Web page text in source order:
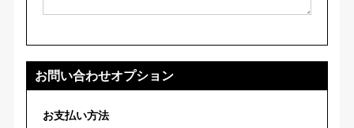
お問い合わせオプション
お支払い方法